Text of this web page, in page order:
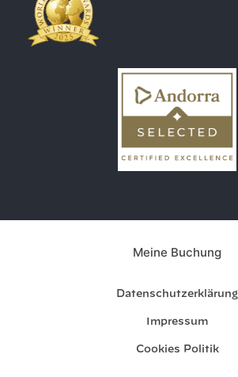
Meine Buchung
Datenschutzerklärung
Impressum
Cookies Politik